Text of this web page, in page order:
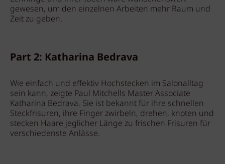
gewesen, um den einzelnen Arbeiten mehr Raum und
Zeit zu geben.
Part 2: Katharina Bedrava
Wie einfach und effektiv Hochstecken im Salonalltag
sein kann, zeigte Paul Mitchells Master Associate
Katharina Bedrava. Sie ist bekannt für ihre schnellen
Steckfrisuren, ihre Finger zwirbeln, drehen, knoten und
stecken Haare jeglicher Länge zu frischen Frisuren für
verschiedenste Anlässe.